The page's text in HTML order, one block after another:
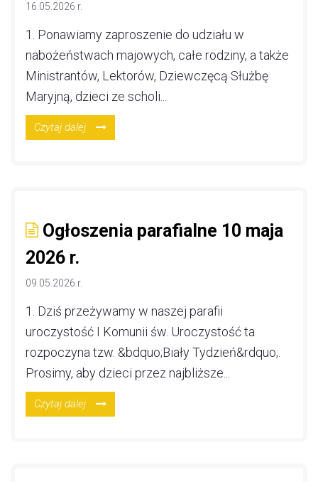
16.05.2026 r.
1. Ponawiamy zaproszenie do udziału w
nabożeństwach majowych, całe rodziny, a także
Ministrantów, Lektorów, Dziewczęcą Służbę
Maryjną, dzieci ze scholi...
Czytaj dalej
Ogłoszenia parafialne 10 maja
2026 r.
09.05.2026 r.
1. Dziś przeżywamy w naszej parafii
uroczystość I Komunii św. Uroczystość ta
rozpoczyna tzw. &bdquo;Biały Tydzień&rdquo;.
Prosimy, aby dzieci przez najbliższe...
Czytaj dalej